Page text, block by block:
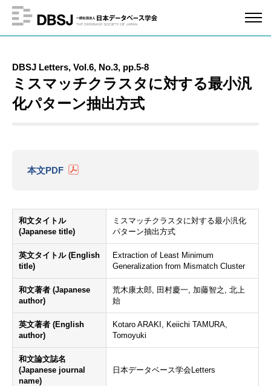
DBSJ Letters, Vol.6, No.3, pp.5-8
ミスマッチクラスタに対する最小汎
化パターン抽出方式
本文PDF
和文タイトル
(Japanese title)
ミスマッチクラスタに対する最小汎化
パターン抽出方式
英文タイトル (English
title)
Extraction of Least Minimum
Generalization from Mismatch Cluster
和文著者 (Japanese
author)
荒木康太郎, 田村慶一, 加藤智之, 北上
始
英文著者 (English
author)
Kotaro ARAKI, Keiichi TAMURA,
Tomoyuki
和文論文誌名
(Japanese journal
name)
日本データベース学会Letters